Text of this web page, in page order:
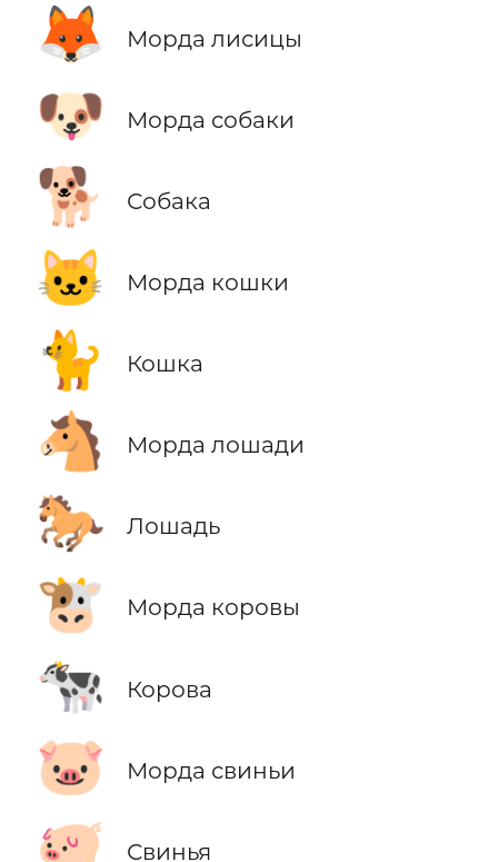
🦊 Морда лисицы
🐶 Морда собаки
🐕 Собака
🐱 Морда кошки
🐈 Кошка
🐴 Морда лошади
🐎 Лошадь
🐮 Морда коровы
🐄 Корова
🐷 Морда свиньи
🐖 Свинья